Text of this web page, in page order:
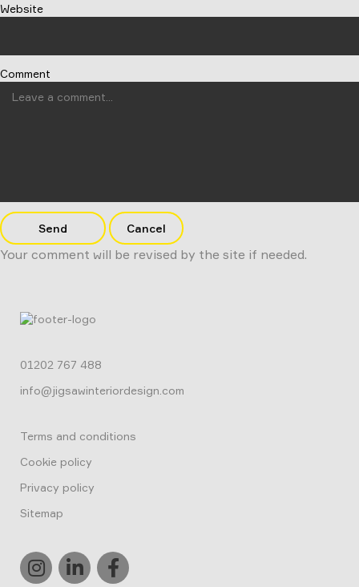
Website
Comment
Send Cancel
Your comment will be revised by the site if needed.
01202 767 488
info@jigsawinteriordesign.com
Terms and conditions
Cookie policy
Privacy policy
Sitemap